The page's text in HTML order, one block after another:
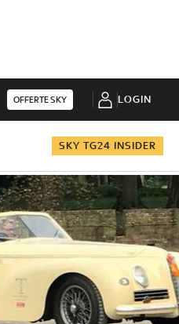
OFFERTE SKY LOGIN
SKY TG24 INSIDER